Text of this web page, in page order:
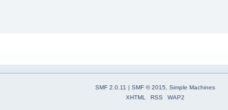
SMF 2.0.11 | SMF © 2015
Simple Machines
XHTML
RSS WAP2